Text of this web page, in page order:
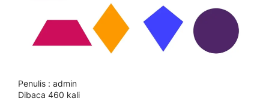
Penulis : admin
Dibaca 460 kali